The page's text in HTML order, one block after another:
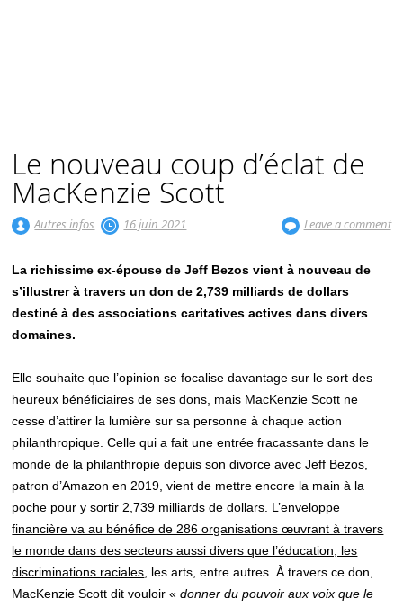
Le nouveau coup d’éclat de
MacKenzie Scott
Autres infos 16 juin 2021 Leave a comment
La richissime ex-épouse de Jeff Bezos vient à nouveau de
s’illustrer à travers un don de2,739 milliards de dollars
destiné à des associations caritatives actives dans divers
domaines.
Elle souhaite que l’opinion se focalise davantage sur le sort des
heureux bénéficiaires de ses dons, mais MacKenzie Scott ne
cesse d’attirer la lumière sur sa personne à chaque action
philanthropique. Celle qui a fait une entrée fracassante dans le
monde de la philanthropie depuis son divorce avec Jeff Bezos,
patron d’Amazon en 2019, vient de mettre encore la main à la
poche pour y sortir 2,739 milliards de dollars. L’enveloppe
financière va au bénéfice de 286 organisations œuvrant à travers
le monde dans des secteurs aussi divers que l’éducation, les
discriminations raciales , les arts, entre autres. À travers ce don,
MacKenzie Scott dit vouloir «donnerdu pouvoir aux voix que le